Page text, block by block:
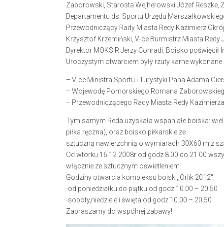
Zaborowski, Starosta Wejherowski Józef Reszke,
Departamentu ds. Sportu Urzędu
Przewodniczący Rady Miasta Redy Kazimierz
Krzysztof Krzemiński, V-ce Burmistrz Miasta Redy
Dyrektor MOKSiR Jerzy Conradi. Boisko poświęcił
Uroczystym otwarciem były rzuty karne wykonane
– V-ce Ministra Sportu i Turystyki Pana Adama
– Wojewodę Pomorskiego Romana
– Przewodniczącego Rady Miasta Redy
Tym samym Reda uzyskała wspaniałe boiska:
piłka ręczna), oraz boisko piłkarskie ze
sztuczną nawierzchnią o wymiarach 30X60 m z
Od wtorku 16.12.2008r od godz 8.00 do 21.00
włącznie ze sztucznym oświetleniem.
Godziny otwarcia kompleksu boisk ,,Orlik 2012″:
-od poniedziałku do piątku od godz.10.00 – 20.50
-soboty,niedziele i święta od godz.10.00 – 20.50
Zapraszamy do wspólnej zabawy!